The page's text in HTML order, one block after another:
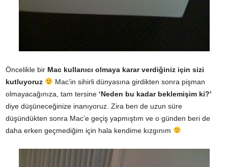
Öncelikle bir Mac kullanıcı olmaya karar verdiğiniz için sizi
kutluyoruz
Mac’in sihirli dünyasına girdikten sonra pişman
olmayacağınıza, tam tersine ‘Neden bu kadar beklemişim ki?’
diye düşüneceğinize inanıyoruz. Zira ben de uzun süre
düşündükten sonra Mac’e geçiş yapmıştım ve o günden beri de
daha erken geçmediğim için hala kendime kızgınım